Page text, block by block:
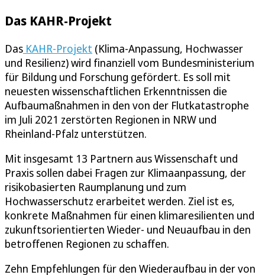
Das KAHR-Projekt
Das KAHR-Projekt (Klima-Anpassung, Hochwasser
und Resilienz) wird finanziell vom Bundesministerium
für Bildung und Forschung gefördert. Es soll mit
neuesten wissenschaftlichen Erkenntnissen die
Aufbaumaßnahmen in den von der Flutkatastrophe
im Juli 2021 zerstörten Regionen in NRW und
Rheinland-Pfalz unterstützen.
Mit insgesamt 13 Partnern aus Wissenschaft und
Praxis sollen dabei Fragen zur Klimaanpassung, der
risikobasierten Raumplanung und zum
Hochwasserschutz erarbeitet werden. Ziel ist es,
konkrete Maßnahmen für einen klimaresilienten und
zukunftsorientierten Wieder- und Neuaufbau in den
betroffenen Regionen zu schaffen.
Zehn Empfehlungen für den Wiederaufbau in der von